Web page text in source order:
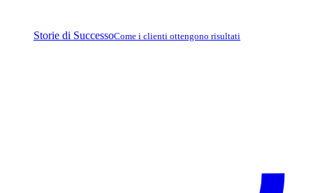
Storie di SuccessoCome i clienti ottengono risultati